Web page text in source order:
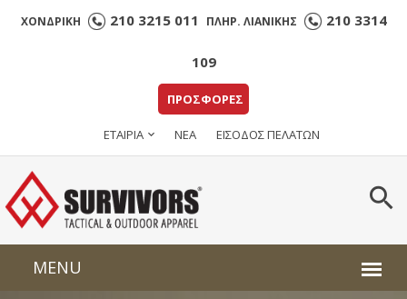
ΧΟΝΔΡΙΚΗ 210 3215 011 ΠΛΗΡ. ΛΙΑΝΙΚΗΣ 210 3314
109
ΠΡΟΣΦΟΡΕΣ
ΕΤΑΙΡΙΑ ΝΕΑ ΕΙΣΟΔΟΣ ΠΕΛΑΤΩΝ